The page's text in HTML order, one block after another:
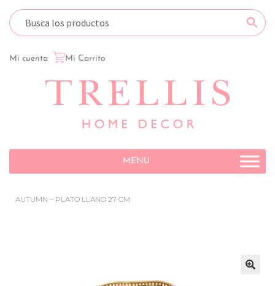
Mi cuenta Mi Carrito
MENU
AUTUMN – PLATO LLANO 27 CM